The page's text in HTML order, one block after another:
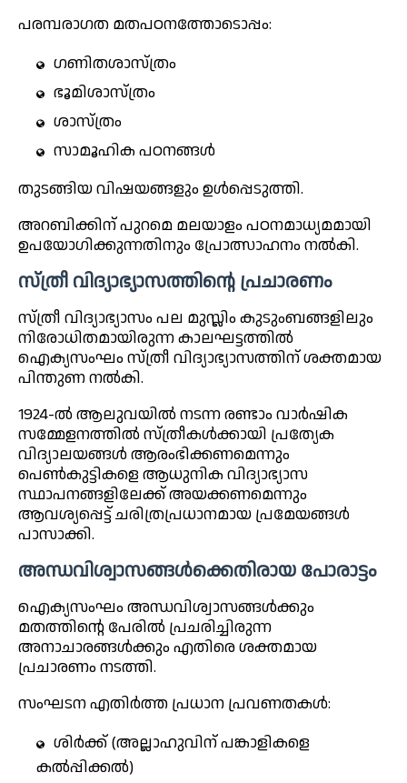
പരമ്പരാഗത മതപഠനത്തോടൊപ്പം:
ഗണിതശാസ്ത്രം
ഭൂമിശാസ്ത്രം
ശാസ്ത്രം
സാമൂഹിക പഠനങ്ങൾ
തുടങ്ങിയ വിഷയങ്ങളും ഉൾപ്പെടുത്തി.
അറബിക്കിന് പുറമെ മലയാളം പഠനമാധ്യമമായി
ഉപയോഗിക്കുന്നതിനും പ്രോത്സാഹനം നൽകി.
സ്ത്രീ വിദ്യാഭ്യാസത്തിന്റെ പ്രചാരണം
സ്ത്രീ വിദ്യാഭ്യാസം പല മുസ്ലിം കുടുംബങ്ങളിലും
നിരോധിതമായിരുന്ന കാലഘട്ടത്തിൽ
ഐക്യസംഘം സ്ത്രീ വിദ്യാഭ്യാസത്തിന് ശക്തമായ
പിന്തുണ നൽകി.
1924-ൽ ആലുവയിൽ നടന്ന രണ്ടാം വാർഷിക
സമ്മേളനത്തിൽ സ്ത്രീകൾക്കായി പ്രത്യേക
വിദ്യാലയങ്ങൾ ആരംഭിക്കണമെന്നും
പെൺകുട്ടികളെ ആധുനിക വിദ്യാഭ്യാസ
സ്ഥാപനങ്ങളിലേക്ക് അയക്കണമെന്നും
ആവശ്യപ്പെട്ട് ചരിത്രപ്രധാനമായ പ്രമേയങ്ങൾ
പാസാക്കി.
അന്ധവിശ്വാസങ്ങൾക്കെതിരായ പോരാട്ടം
ഐക്യസംഘം അന്ധവിശ്വാസങ്ങൾക്കും
മതത്തിന്റെ പേരിൽ പ്രചരിച്ചിരുന്ന
അനാചാരങ്ങൾക്കും എതിരെ ശക്തമായ
പ്രചാരണം നടത്തി.
സംഘടന എതിർത്ത പ്രധാന പ്രവണതകൾ:
ശിർക്ക് (അല്ലാഹുവിന് പങ്കാളികളെ
കൽപ്പിക്കൽ)